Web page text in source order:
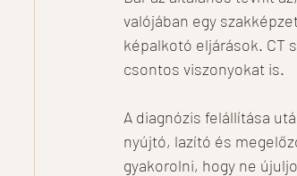
valójában egy
képalkotó eljárások. CT
csontos viszonyokat is.
A diagnózis felállítása
nyújtó, lazító és
gyakorolni, hogy ne